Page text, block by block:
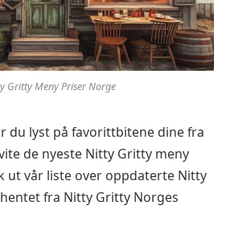
Gritty Meny Priser Norge
du lyst på favorittbitene dine fra
de nyeste Nitty Gritty meny
ut vår liste over oppdaterte Nitty
fra Nitty Gritty Norges